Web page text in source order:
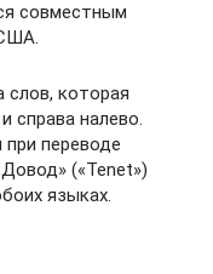
совместным
которая
справа налево.
переводе
(«Tenet»)
языках.